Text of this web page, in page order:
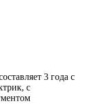
3 года с
с